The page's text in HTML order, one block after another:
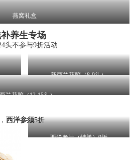
燕窝礼盒
养生专场
不参与9折活动
新西兰花胶（8-9头）
兰花胶（12-15头）
西洋参须5折
西洋参片（特等）9折